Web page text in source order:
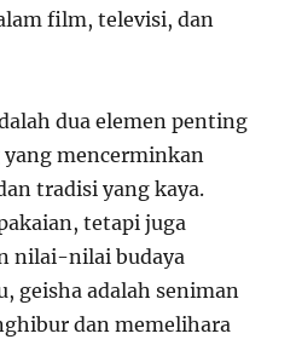
film, televisi, dan
dua elemen penting
yang mencerminkan
tradisi yang kaya.
tetapi juga
nilai-nilai budaya
geisha adalah seniman
dan memelihara